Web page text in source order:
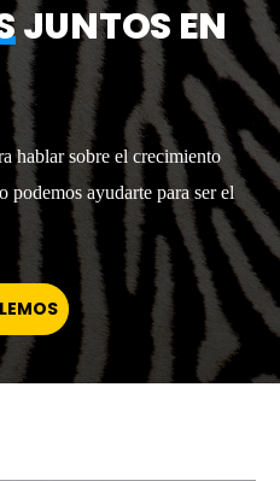
JUNTOS EN
hablar sobre el crecimiento
ayudarte para ser el